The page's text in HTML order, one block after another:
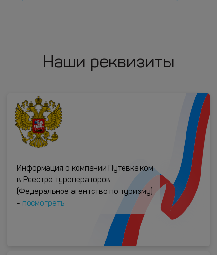
Наши реквизиты
Информация о компании Путевка.ком
в Реестре туроператоров
(Федеральное агентство по туризму)
- посмотреть